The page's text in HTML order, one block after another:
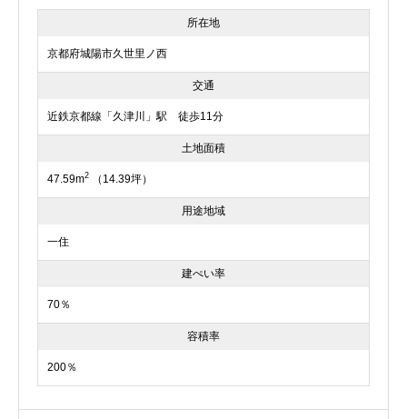
所在地
京都府城陽市久世里ノ西
交通
近鉄京都線「久津川」駅 徒歩11分
土地面積
47.59m2 （14.39坪）
用途地域
一住
建ぺい率
70％
容積率
200％